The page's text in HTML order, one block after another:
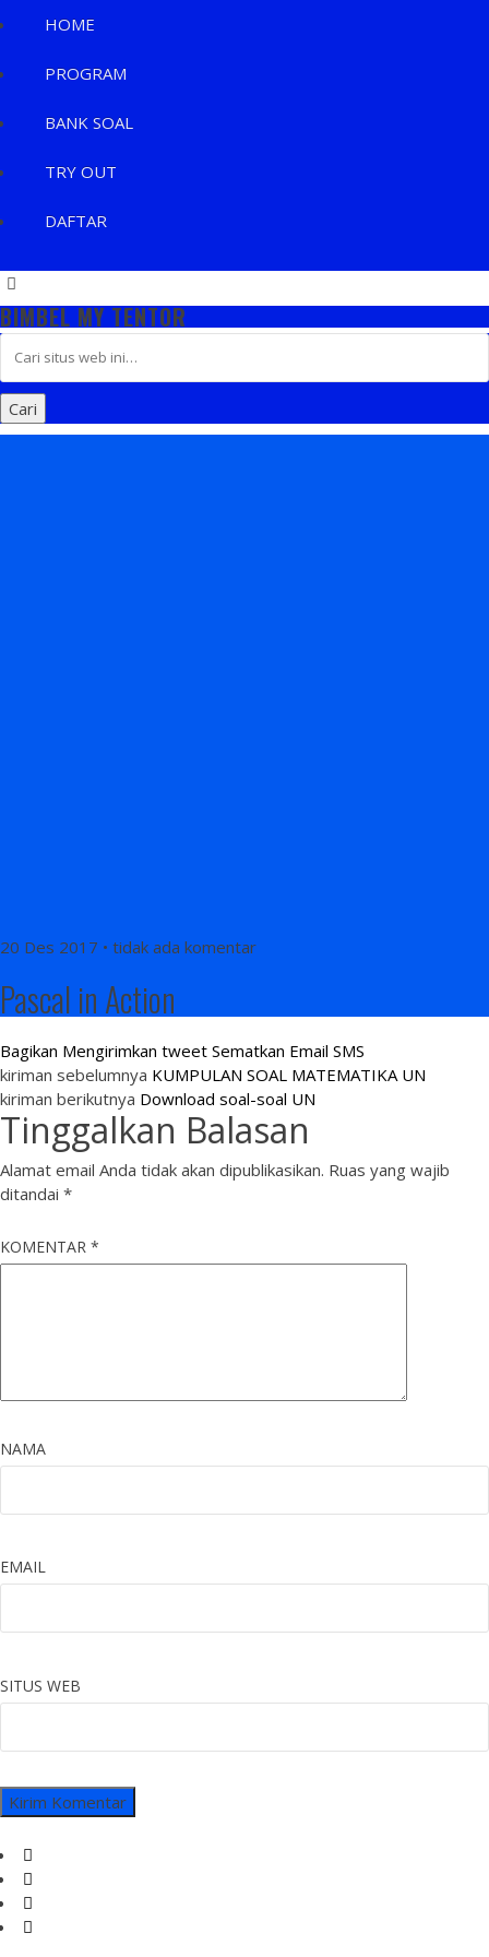
HOME
PROGRAM
BANK SOAL
TRY OUT
DAFTAR
BIMBEL MY TENTOR
20 Des 2017 • tidak ada komentar
Pascal in Action
Bagikan Mengirimkan tweet Sematkan Email SMS
kiriman sebelumnya KUMPULAN SOAL MATEMATIKA UN
kiriman berikutnya Download soal-soal UN
Tinggalkan Balasan
Alamat email Anda tidak akan dipublikasikan. Ruas yang wajib
ditandai *
KOMENTAR *
NAMA
EMAIL
SITUS WEB